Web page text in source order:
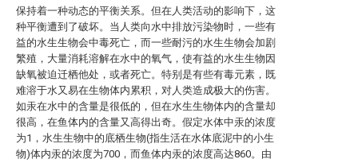
保持着一种动态的平衡关系。但在人类活动的影响下，这
种平衡遭到了破坏。当人类向水中排放污染物时，一些有
益的水生生物会中毒死亡，而一些耐污的水生生物会加剧
繁殖，大量消耗溶解在水中的氧气，使有益的水生生物因
缺氧被迫迁栖他处，或者死亡。特别是有些有毒元素，既
难溶于水又易在生物体内累积，对人类造成极大的伤害。
如汞在水中的含量是很低的，但在水生生物体内的含量却
很高，在鱼体内的含量又高得出奇。假定水体中汞的浓度
为1，水生生物中的底栖生物(指生活在水体底泥中的小生
物)体内汞的浓度为700，而鱼体内汞的浓度高达860。由